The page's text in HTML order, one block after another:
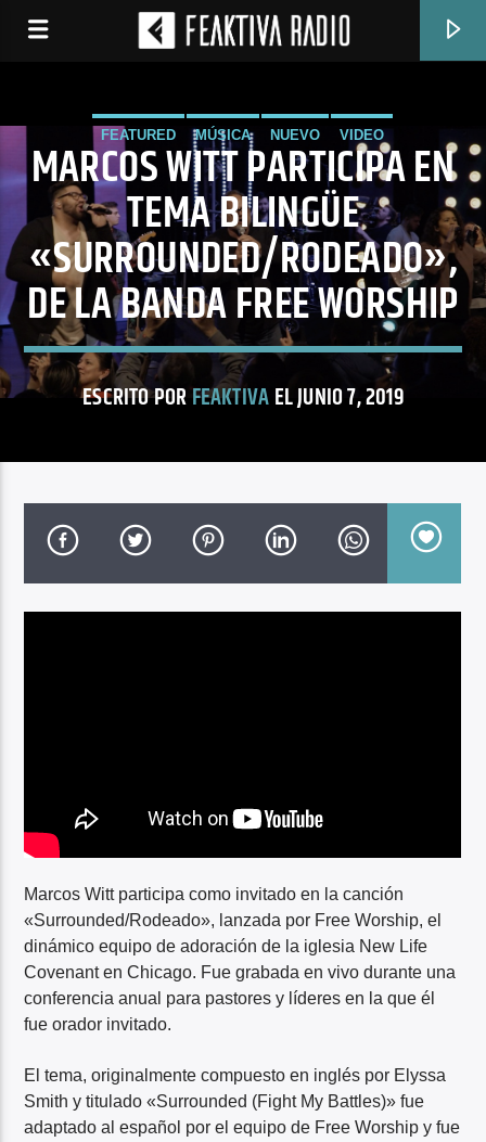
CLAIRE LESLIE
FEATURED MÚSICA NUEVO VIDEO
MARCOS WITT PARTICIPA EN
TEMA BILINGÜE
«SURROUNDED/RODEADO»,
DE LA BANDA FREE WORSHIP
ESCRITO PORFEAKTIVAEL JUNIO 7, 2019
Marcos Witt participa como invitado en la canción
«Surrounded/Rodeado», lanzada por Free Worship, el
dinámico equipo de adoración de la iglesia New Life
Covenant en Chicago. Fue grabada en vivo durante una
conferencia anual para pastores y líderes en la que él
fue orador invitado.
El tema, originalmente compuesto en inglés por Elyssa
Smith y titulado «Surrounded (Fight My Battles)» fue
adaptado al español por el equipo de Free Worship y fue